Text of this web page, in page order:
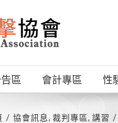
區 會計專區 性
協會訊息 裁判專區 講習